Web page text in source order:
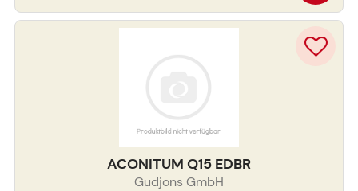
ACONITUM Q15 EDBR
Gudjons GmbH